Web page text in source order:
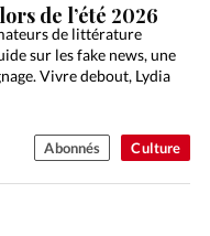
Culture
de l’été 2026
de littérature
sur les fake news, une
Vivre debout, Lydia
Abonnés